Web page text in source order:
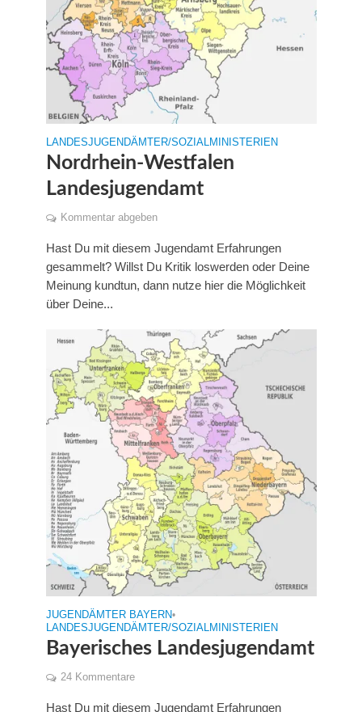
LANDESJUGENDÄMTER/SOZIALMINISTERIEN
Nordrhein-Westfalen
Landesjugendamt
Kommentar abgeben
Hast Du mit diesem Jugendamt Erfahrungen
gesammelt? Willst Du Kritik loswerden oder Deine
Meinung kundtun, dann nutze hier die Möglichkeit
über Deine...
JUGENDÄMTER BAYERN•
LANDESJUGENDÄMTER/SOZIALMINISTERIEN
Bayerisches Landesjugendamt
24 Kommentare
Hast Du mit diesem Jugendamt Erfahrungen